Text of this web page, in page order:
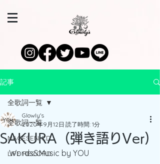
記事
全歌詞一覧
NAGESEN CD
LIFE RECORD
全歌詞一覧
SAKURA（弾き語りVer)
Glowly's
2020年9月12日 読了時間: 1分
Words&Music by YOU